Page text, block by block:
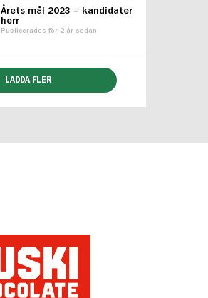
Årets mål 2023 – kandidater
herr
Publicerades för 2 år sedan
LADDA FLER